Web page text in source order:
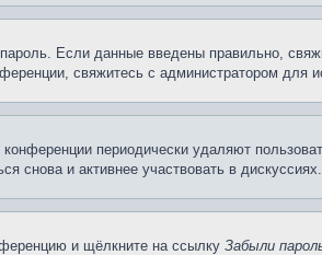
Если данные введены правильно,
свяжитесь с администратором для
периодически удаляют
снова и активнее участвовать в дискуссиях.
и щёлкните на ссылку Забыли